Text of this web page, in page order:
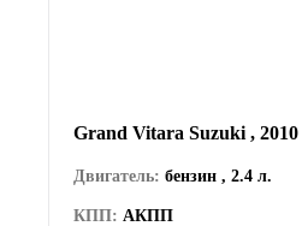
Grand Vitara Suzuki , 2010
Двигатель: бензин , 2.4 л.
КПП: АКПП